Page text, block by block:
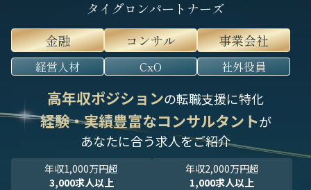
タイグロンパートナーズ
金融
コンサル 事業会社
経営人材 CxO 社外役員
高年収ポジションの転職支援に特化
経験・実績豊富なコンサルタントが
あなたに合う求人をご紹介
年収1,000万円超
3,000求人以上
年収2,000万円超
1,000求人以上